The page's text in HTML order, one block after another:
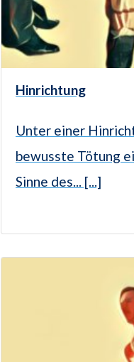
Hinrichtung
Unter einer
bewusste Tötung
Sinne des... [...]